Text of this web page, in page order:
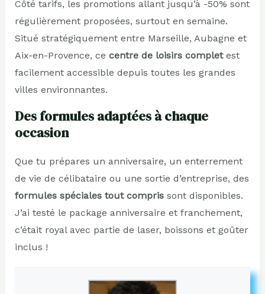
Côté tarifs, les promotions allant jusqu’à -50% sont
régulièrement proposées, surtout en semaine.
Situé stratégiquement entre Marseille, Aubagne et
Aix-en-Provence, ce centre de loisirs completest
facilement accessible depuis toutes les grandes
villes environnantes.
Des formules adaptées à chaque
occasion
Que tu prépares un anniversaire, un enterrement
de vie de célibataire ou une sortie d’entreprise, des
formules spéciales tout comprissont disponibles.
J’ai testé le package anniversaire et franchement,
c’était royal avec partie de laser, boissons et goûter
inclus !